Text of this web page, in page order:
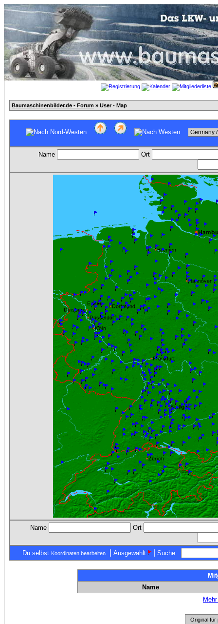
Baumaschinenbilder.de - Forum » User - Map
Name Ort
Name Ort
Du selbst Koordinaten bearbeiten Ausgewählt | Suche
Name
Original für